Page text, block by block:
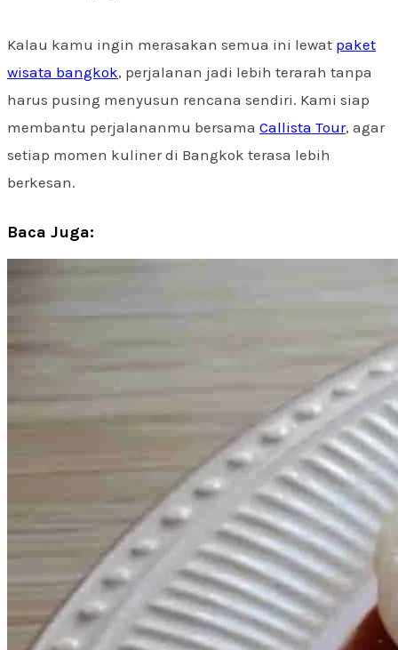
Kalau kamu ingin merasakan semua ini lewat paket
wisata bangkok, perjalanan jadi lebih terarah tanpa
harus pusing menyusun rencana sendiri. Kami siap
membantu perjalananmu bersama Callista Tour, agar
setiap momen kuliner di Bangkok terasa lebih
berkesan.
Baca Juga: